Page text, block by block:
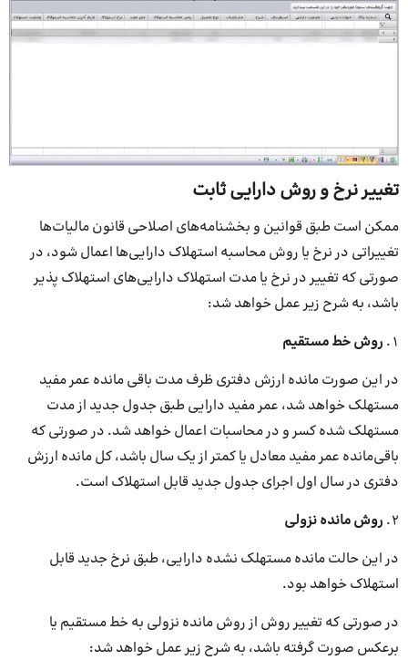
تغییر نرخ و روش دارایی ثابت
ممکن است طبق قوانین و بخشنامه‌های اصلاحی قانون مالیات‌ها
تغییراتی در نرخ یا روش محاسبه استهلاک دارایی‌ها اعمال شود، در
صورتی که تغییر در نرخ یا مدت استهلاک دارایی‌های استهلاک پذیر
باشد، به شرح زیر عمل خواهد شد:
روش خط مستقیم
در این صورت مانده ارزش دفتری ظرف مدت باقی مانده عمر مفید
مستهلک خواهد شد، عمر مفید دارایی طبق جدول جدید از مدت
مستهلک شده کسر و در محاسبات اعمال خواهد شد. در صورتی که
باقی‌مانده عمر مفید معادل یا کمتر از یک سال باشد، کل مانده ارزش
دفتری در سال اول اجرای جدول جدید قابل استهلاک است.
روش مانده نزولی
در این حالت مانده مستهلک نشده دارایی، طبق نرخ جدید قابل
استهلاک خواهد بود.
در صورتی که تغییر روش از روش مانده نزولی به خط مستقیم یا
برعکس صورت گرفته باشد، به شرح زیر عمل خواهد شد: